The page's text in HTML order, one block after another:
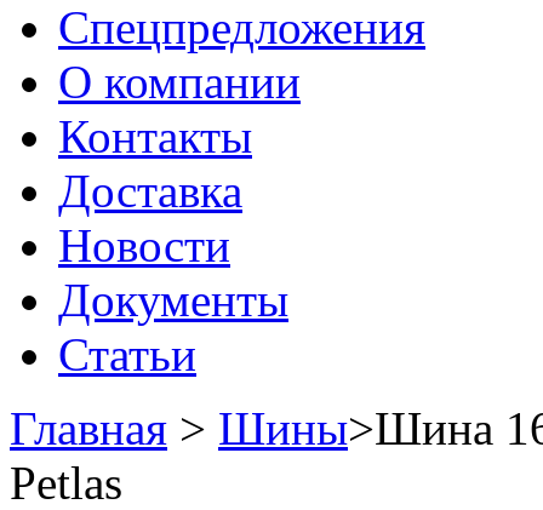
Спецпредложения
О компании
Контакты
Доставка
Новости
Документы
Статьи
Главная > Шины>Шина
Petlas